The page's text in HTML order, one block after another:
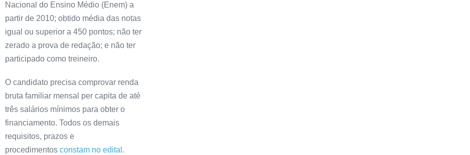
Nacional do Ensino Médio (Enem) a
partir de 2010; obtido média das notas
igual ou superior a 450 pontos; não ter
zerado a prova de redação; e não ter
participado como treineiro.
O candidato precisa comprovar renda
bruta familiar mensal per capita de até
três salários mínimos para obter o
financiamento. Todos os demais
requisitos, prazos e
procedimentos constam no edital .